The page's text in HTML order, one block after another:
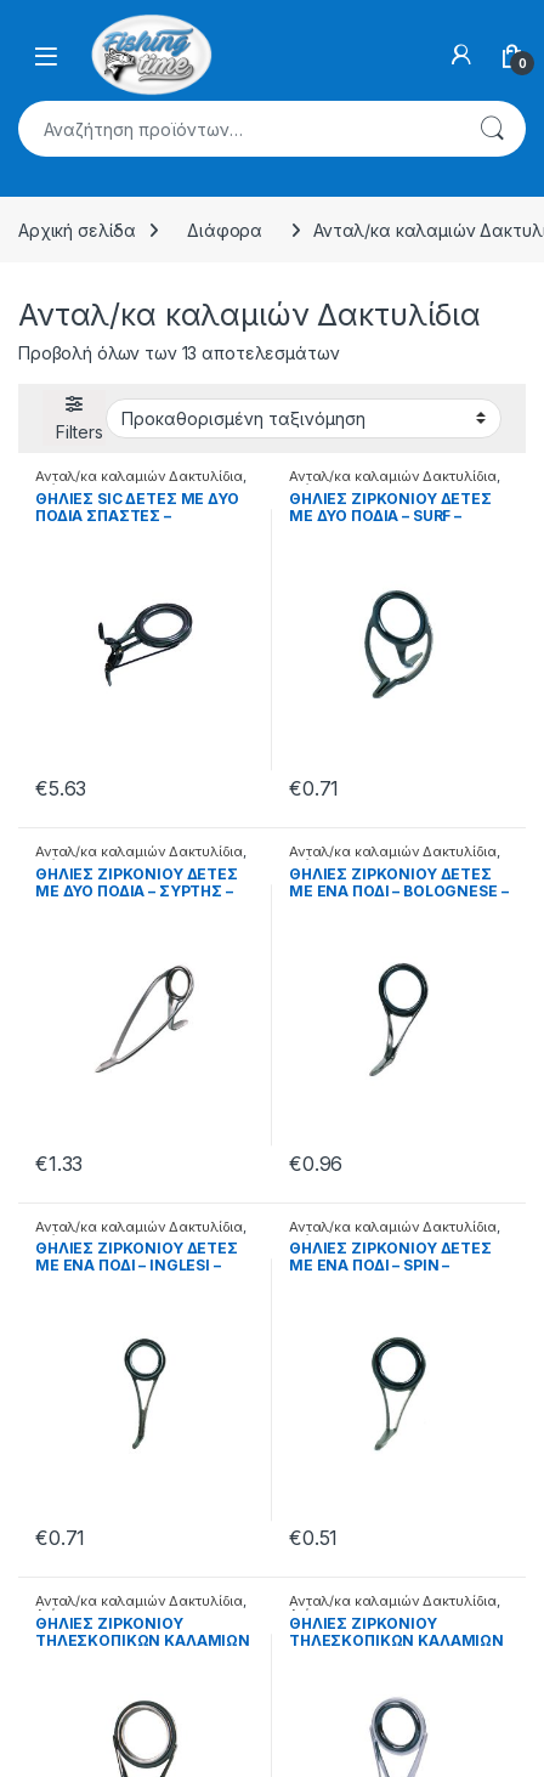
Skip to navigation
0
Αναζήτηση για:
Αρχική σελίδα Διάφορα Ανταλ/κα καλαμιών
Ανταλ/κα καλαμιών Δακτυλίδια
Προβολή όλων των 13 αποτελεσμάτων
Filters
Ανταλ/κα καλαμιών Δακτυλίδια,
Διάφορα
ΘΗΛΙΕΣ SIC ΔΕΤΕΣ ΜΕ ΔΥΟ
ΠΟΔΙΑ ΣΠΑΣΤΕΣ –
€5.63
Ανταλ/κα καλαμιών Δακτυλίδια,
Διάφορα
ΘΗΛΙΕΣ ΖΙΡΚΟΝΙΟΥ ΔΕΤΕΣ
ΜΕ ΔΥΟ ΠΟΔΙΑ – SURF –
€0.71
Ανταλ/κα καλαμιών Δακτυλίδια,
Διάφορα
ΘΗΛΙΕΣ ΖΙΡΚΟΝΙΟΥ ΔΕΤΕΣ
ΜΕ ΔΥΟ ΠΟΔΙΑ – ΣΥΡΤΗΣ –
€1.33
Ανταλ/κα καλαμιών Δακτυλίδια,
Διάφορα
ΘΗΛΙΕΣ ΖΙΡΚΟΝΙΟΥ ΔΕΤΕΣ
ΜΕ ΕΝΑ ΠΟΔΙ – BOLOGNESE –
€0.96
Ανταλ/κα καλαμιών Δακτυλίδια
Διάφορα
ΘΗΛΙΕΣ ΖΙΡΚΟΝΙΟΥ ΔΕΤΕΣ
ΜΕ ΕΝΑ ΠΟΔΙ – INGLESI –
€0.71
Ανταλ/κα καλαμιών Δακτυλίδια
Διάφορα
ΘΗΛΙΕΣ ΖΙΡΚΟΝΙΟΥ ΔΕΤΕΣ
ΜΕ ΕΝΑ ΠΟΔΙ – SPIN –
€0.51
Ανταλ/κα καλαμιών Δακτυλίδια,
Διάφορα
ΘΗΛΙΕΣ ΖΙΡΚΟΝΙΟΥ
ΤΗΛΕΣΚΟΠΙΚΩΝ ΚΑΛΑΜΙΩΝ
Ανταλ/κα καλαμιών Δακτυλίδια,
Διάφορα
ΘΗΛΙΕΣ ΖΙΡΚΟΝΙΟΥ
ΤΗΛΕΣΚΟΠΙΚΩΝ ΚΑΛΑΜΙΩΝ